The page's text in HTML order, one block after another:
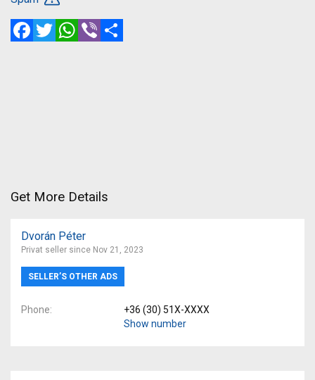
FacebookTwitterWhatsApp
Viber
Get More Details
Dvorán Péter
Privat seller since Nov 21, 2023
SELLER’S OTHER ADS
Phone
+36 (30) 51X-XXXX
Show number